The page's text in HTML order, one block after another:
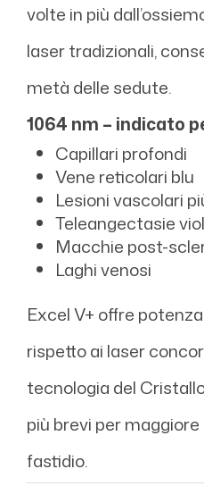
volte in più
laser tradizionali,
metà delle sedute.
1064 nm – indicato
Capillari profondi
Vene reticolari blu
Lesioni vascolari
Teleangectasie
Macchie post-
Laghi venosi
Excel V+ offre
rispetto ai laser
tecnologia del
più brevi per
fastidio.